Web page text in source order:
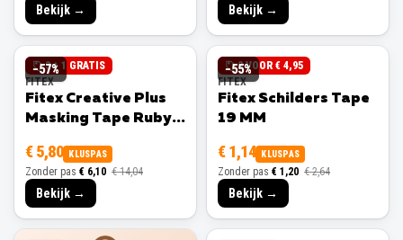
Bekijk → Bekijk →
−57%
3 + 1 GRATIS
FITEX
Fitex Creative Plus
Masking Tape Ruby
€ 5,80 KLUSPAS
Zonder pas € 6,10 € 14,04
Bekijk →
−55%
3 VOOR € 4,95
FITEX
Fitex Schilders Tape
19 MM
€ 1,14 KLUSPAS
Zonder pas € 1,20 € 2,64
Bekijk →